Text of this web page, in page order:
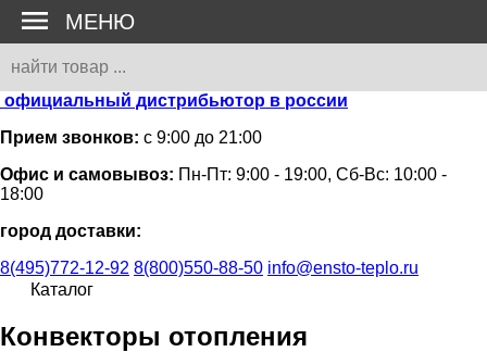
официальный дистрибьютор в россии
Прием звонков: с 9:00 до 21:00
Офис и самовывоз: Пн-Пт: 9:00 - 19:00, Сб-Вс: 10:00 -
18:00
город доставки:
8(495)772-12-92 8(800)550-88-50 info@ensto-teplo.ru
Каталог
Конвекторы отопления
МЕНЮ